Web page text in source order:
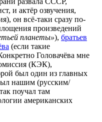
и актёр озвучения,
он всё-таки сразу по-
произведений
планеты»), братьев
(если такие
Головачёва мне
(КЭК),
был один из главных
нашим (русским/
поучал там
американских